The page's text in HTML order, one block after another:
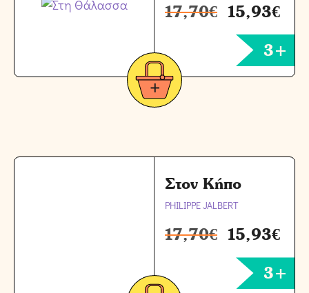
17,70€ 15,93€
3+
Στον Κήπο
PHILIPPE JALBERT
17,70€ 15,93€
3+